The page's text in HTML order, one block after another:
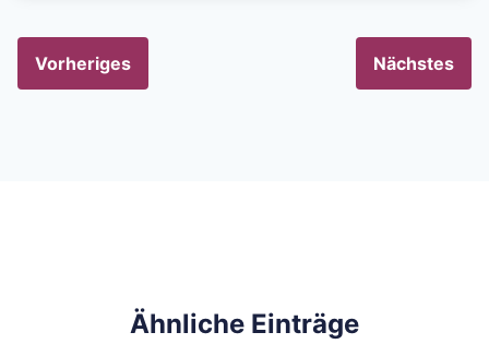
Vorheriges Nächstes
Ähnliche Einträge